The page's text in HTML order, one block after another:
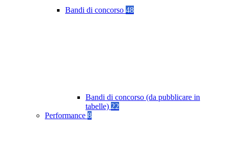
Bandi di concorso 48
Bandi di concorso (da pubblicare in
tabelle) 22
Performance 8